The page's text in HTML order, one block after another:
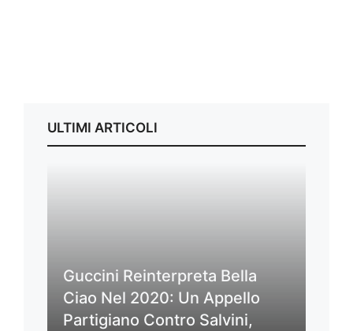
ULTIMI ARTICOLI
Guccini Reinterpreta Bella
Ciao Nel 2020: Un Appello
Partigiano Contro Salvini,